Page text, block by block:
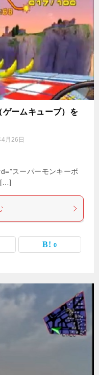
ゲームキューブ）を
月26日
スーパーモンキーボ
[…]
0